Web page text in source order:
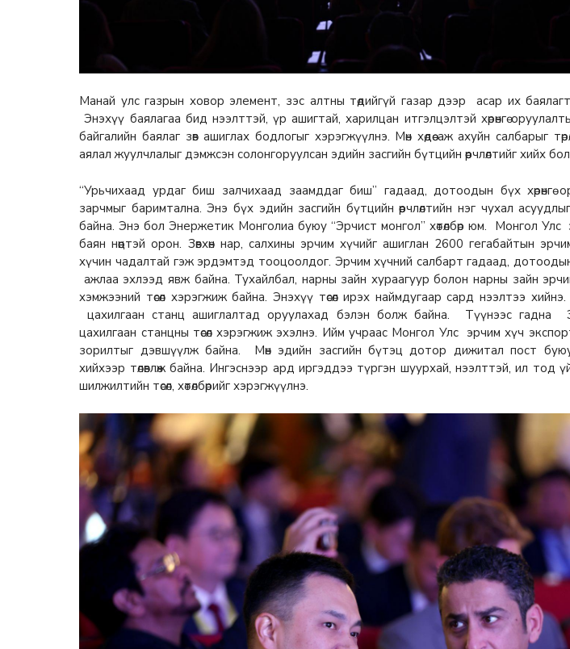
Манай улс газрын ховор элемент, зэс алтны төдийгүй газар дээр асар их
Энэхүү баялагаа бид нээлттэй, үр ашигтай, харилцан итгэлцэлтэй хөрөнгө
байгалийн баялаг зөв ашиглах бодлогыг хэрэгжүүлнэ. Мөн хөдөө аж ахуйн салбарыг
аялал жуулчлалыг дэмжсэн солонгоруулсан эдийн засгийн бүтцийн өөрчлөлтийг хийх
“Урьчихаад урдаг биш залчихаад заамддаг биш” гадаад, дотоодын бүх хөрөнгө
зарчмыг баримтална. Энэ бүх эдийн засгийн бүтцийн өөрчлөлтийн нэг чухал
байна. Энэ бол Энержетик Монголиа буюу “Эрчист монгол” хөтөлбөр юм. Монгол
баян нөөцтэй орон. Зөвхөн нар, салхины эрчим хүчийг ашиглан 2600 гегабайтын
хүчин чадалтай гэж эрдэмтэд тооцоолдог. Эрчим хүчний салбарт гадаад, дотоодын
ажлаа эхлээд явж байна. Тухайлбал, нарны зайн хураагуур болон нарны зайн
хэмжээний төсөл хэрэгжиж байна. Энэхүү төсөл ирэх наймдугаар сард нээлтээ
цахилгаан станц ашиглалтад оруулахад бэлэн болж байна. Түүнээс гадна
цахилгаан станцны төсөл хэрэгжиж эхэлнэ. Ийм учраас Монгол Улс эрчим хүч
зорилтыг дэвшүүлж байна. Мөн эдийн засгийн бүтэц дотор дижитал пост буюу
хийхээр төлөвлөж байна. Ингэснээр ард иргэддээ түргэн шуурхай, нээлттэй, ил тод
шилжилтийн төсөл, хөтөлбөрийг хэрэгжүүлнэ.